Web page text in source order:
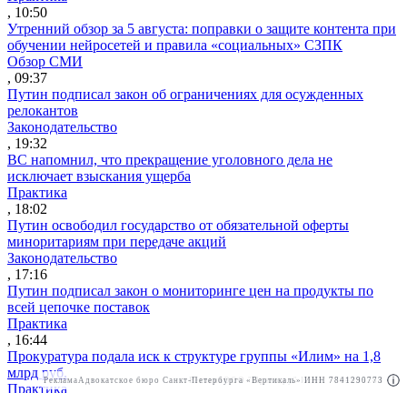
РекламаООО "Право.ру" ИНН: 7704835288
, 10:50
Утренний обзор за 5 августа: поправки о защите контента при
обучении нейросетей и правила «социальных» СЗПК
Обзор СМИ
, 09:37
Путин подписал закон об ограничениях для осужденных
релокантов
Законодательство
, 19:32
ВС напомнил, что прекращение уголовного дела не
исключает взыскания ущерба
Практика
, 18:02
Путин освободил государство от обязательной оферты
миноритариям при передаче акций
Законодательство
, 17:16
Путин подписал закон о мониторинге цен на продукты по
всей цепочке поставок
Практика
, 16:44
Прокуратура подала иск к структуре группы «Илим» на 1,8
млрд руб.
Практика
Реклама Адвокатское бюро Санкт-Петербурга «Вертикаль» ИНН 7841290773